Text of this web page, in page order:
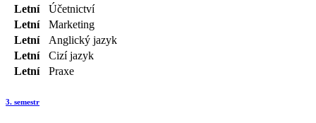
Letní
Účetnictví
Letní
Marketing
Letní
Anglický jazyk
Letní
Cizí jazyk
Letní
Praxe
3. semestr